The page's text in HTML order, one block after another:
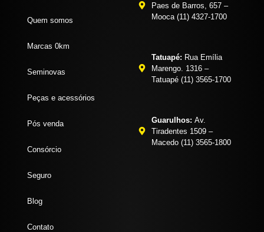
Quem somos
Marcas 0km
Seminovas
Peças e acessórios
Pós venda
Consórcio
Seguro
Blog
Contato
Paes de Barros, 657 –
Mooca (11) 4327-1700
Tatuapé: Rua Emília
Marengo. 1316 –
Tatuapé (11) 3565-1700
Guarulhos: Av.
Tiradentes 1509 –
Macedo (11) 3565-1800